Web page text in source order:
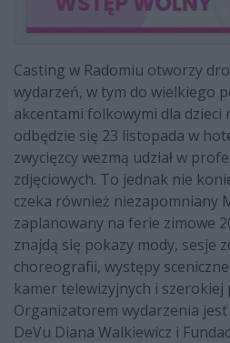
Casting w Radomiu otworzy
wydarzeń, w tym do wielkiego
akcentami folkowymi dla dzieci
odbędzie się 23 listopada w
zwycięzcy wezmą udział w
zdjęciowych. To jednak nie
czeka również niezapomniany
zaplanowany na ferie zimowe
znajdą się pokazy mody, sesje
choreografii, występy sceniczne
kamer telewizyjnych i szerokiej
Organizatorem wydarzenia
DeVu Diana Walkiewicz i